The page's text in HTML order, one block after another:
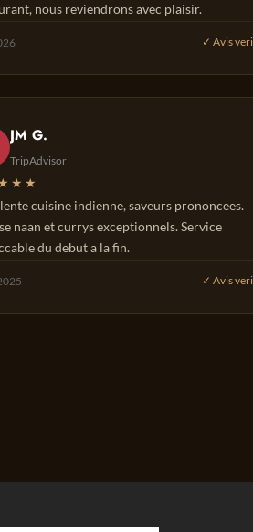
nous reviendrons avec plaisir.
✓ Avis
JM G.
TripAdvisor
cuisine indienne, saveurs prononcees.
naan et currys exceptionnels. Service
du debut a la fin.
✓ Avis